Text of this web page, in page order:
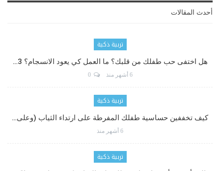
أحدث المقالات
تربية ذكية
هل اختفى حب طفلك من قلبك؟ ما العمل كي يعود الانسجام؟ 3…
6 أشهر منذ 0
تربية ذكية
كيف تخففين حساسية طفلك المفرطة على ارتداء الثياب (وعلى…
6 أشهر منذ
تربية ذكية